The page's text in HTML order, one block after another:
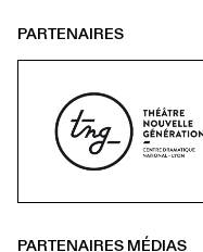
PARTENAIRES
PARTENAIRES MÉDIAS